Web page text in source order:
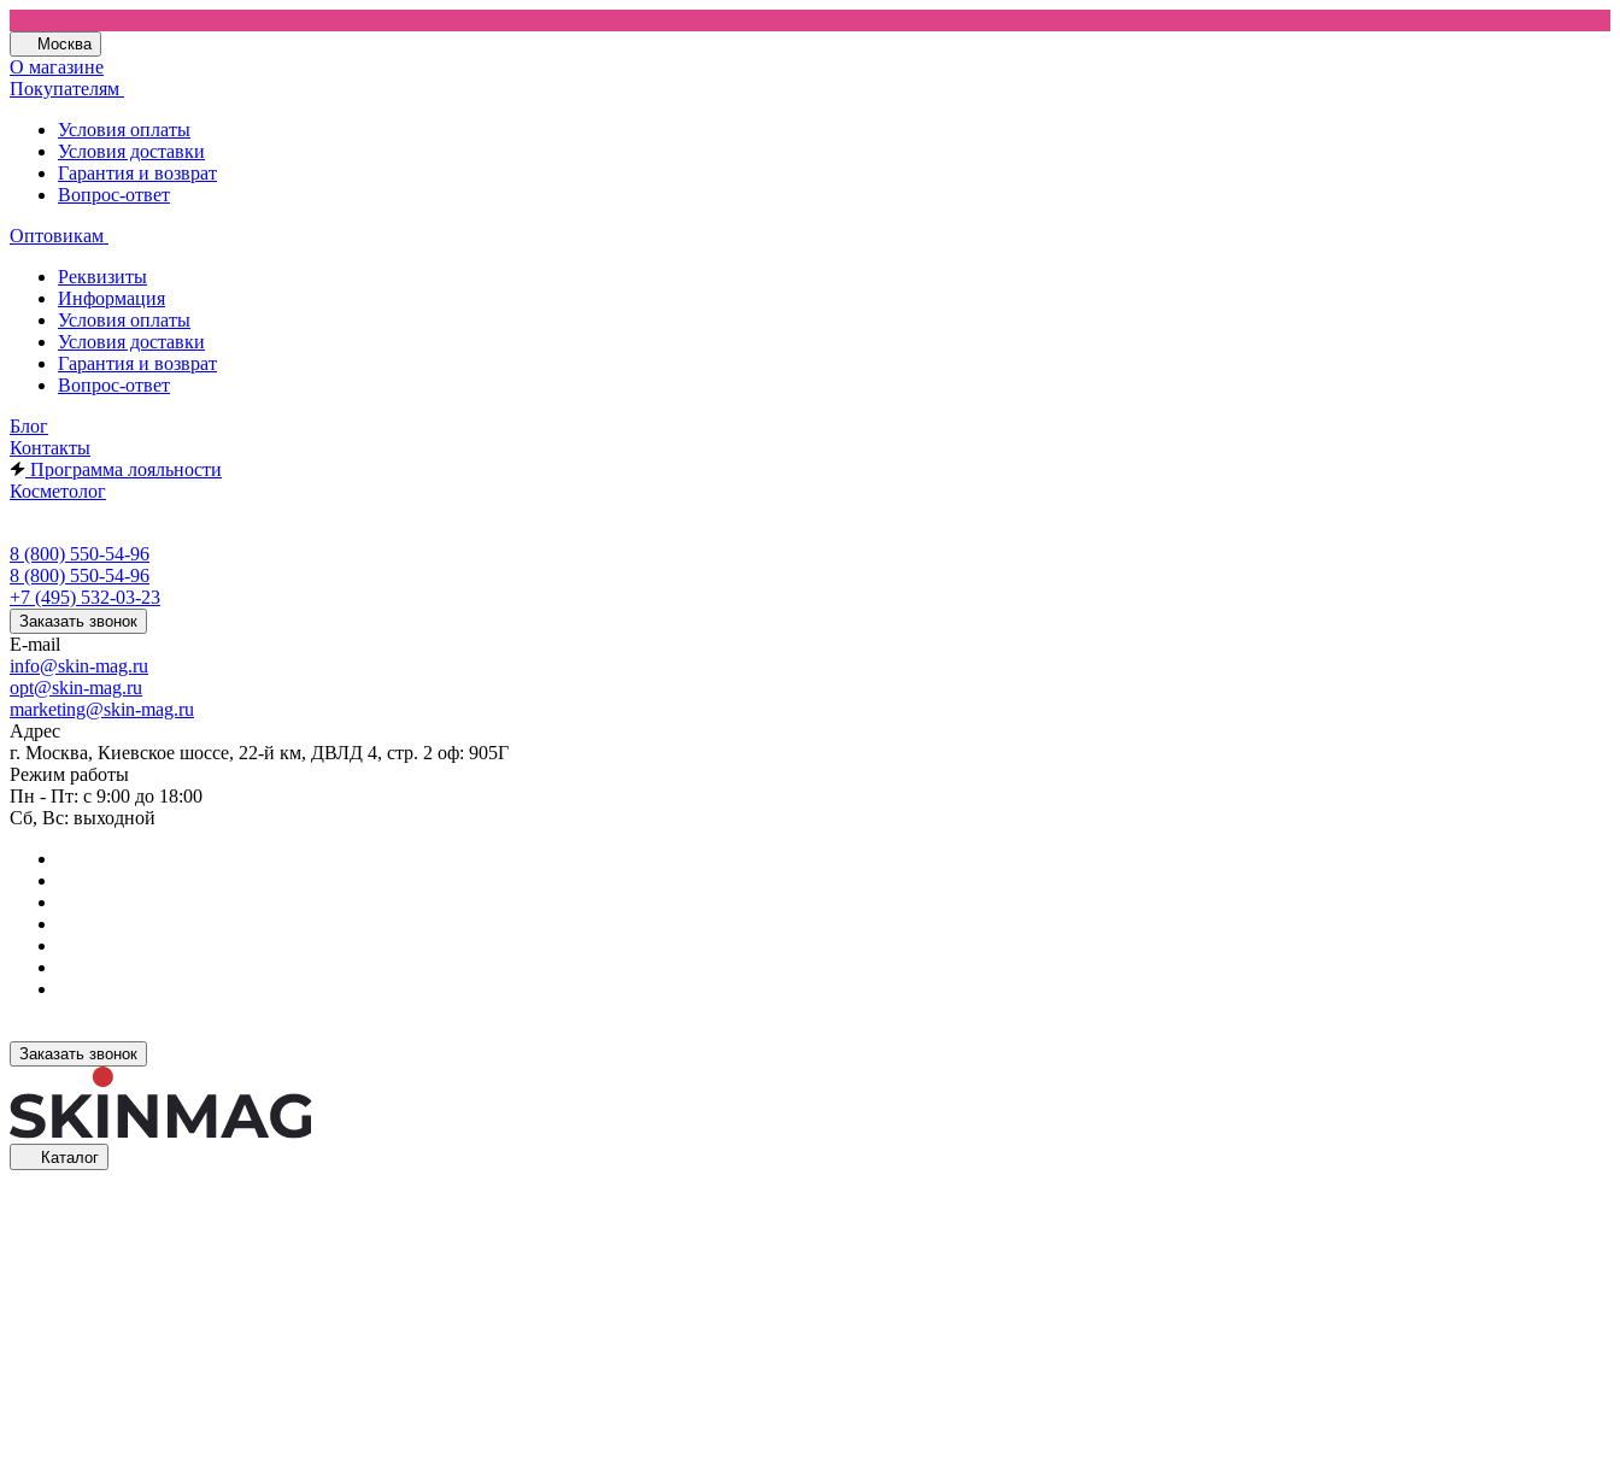
Москва
О магазине
Покупателям
Условия оплаты
Условия доставки
Гарантия и возврат
Вопрос-ответ
Оптовикам
Реквизиты
Информация
Условия оплаты
Условия доставки
Гарантия и возврат
Вопрос-ответ
Блог
Контакты
Программа лояльности
Косметолог
8 (800) 550-54-96
8 (800) 550-54-96
+7 (495) 532-03-23
Заказать звонок
E-mail
info@skin-mag.ru
opt@skin-mag.ru
marketing@skin-mag.ru
Адрес
г. Москва, Киевское шоссе, 22-й км, ДВЛД 4, стр. 2 оф: 905Г
Режим работы
Пн - Пт: с 9:00 до 18:00
Сб, Вс: выходной
Заказать звонок
Каталог